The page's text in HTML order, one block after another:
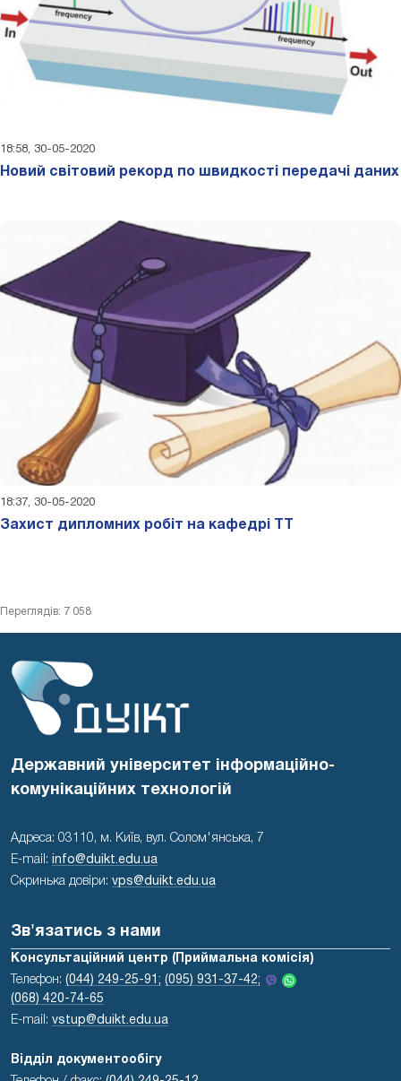
18:58, 30-05-2020
Новий світовий рекорд по швидкості передачі даних
18:37, 30-05-2020
Захист дипломних робіт на кафедрі ТТ
Переглядів: 7 058
Державний університет інформаційно-
комунікаційних технологій
Адреса: 03110, м. Київ, вул. Солом'янська, 7
E-mail:
info@duikt.edu.ua
Скринька довіри: vps@duikt.edu.ua
Зв'язатись з нами
Консультаційний центр (Приймальна комісія)
Телефон: (044) 249-25-91; (095) 931-37-42;
(068) 420-74-65
E-mail: vstup@duikt.edu.ua
Відділ документообігу